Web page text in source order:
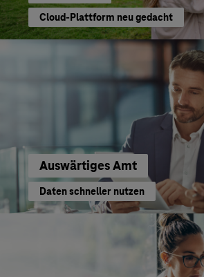
Cloud-Plattform neu gedacht
Auswärtiges Amt
Daten schneller nutzen